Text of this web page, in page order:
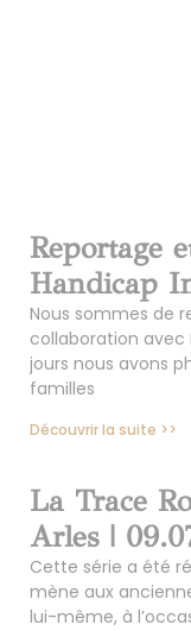
Reportage
Handicap
Nous sommes de
collaboration avec
jours nous avons
familles
Découvrir la suite >>
La Trace
Arles |
Cette série a été
mène aux
lui-même, à